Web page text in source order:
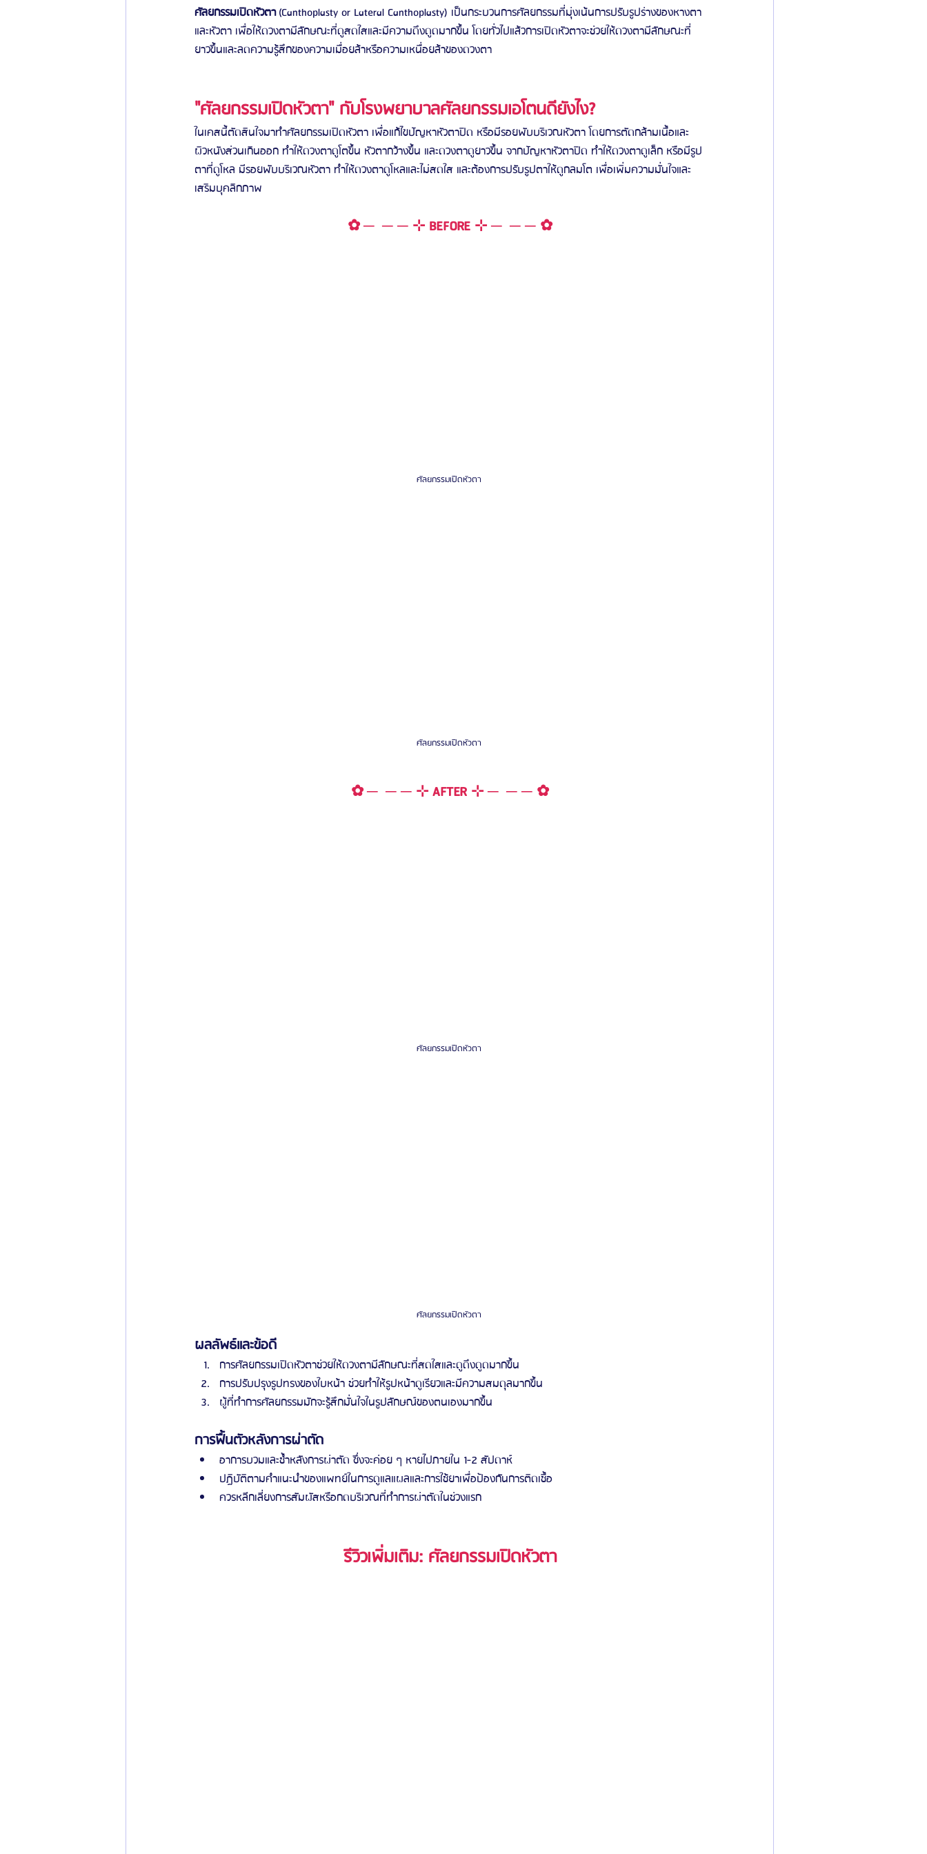
ศัลยกรรมเปิดหัวตา (Canthoplasty or Lateral Canthoplasty) เป็นกระบวนการศัลยกรรมที่มุ่งเน้นการปรับรูปร่างของหางตา
และหัวตา เพื่อให้ดวงตามีลักษณะที่ดูสดใสและมีความดึงดูดมากขึ้น โดยทั่วไปแล้วการเปิดหัวตาจะช่วยให้ดวงตามีลักษณะที่
ยาวขึ้นและลดความรู้สึกของความเมื่อยล้าหรือความเหนื่อยล้าของดวงตา
"ศัลยกรรมเปิดหัวตา" กับโรงพยาบาลศัลยกรรมเอโตนดียังไง?
ในเคสนี้ตัดสินใจมาทำศัลยกรรมเปิดหัวตา เพื่อแก้ไขปัญหาหัวตาปิด หรือมีรอยพับบริเวณหัวตา โดยการตัดกล้ามเนื้อและ
ผิวหนังส่วนเกินออก ทำให้ดวงตาดูโตขึ้น หัวตากว้างขึ้น และดวงตาดูยาวขึ้น จากปัญหาหัวตาปิด ทำให้ดวงตาดูเล็ก หรือมีรูป
ตาที่ดูโหล มีรอยพับบริเวณหัวตา ทำให้ดวงตาดูโหลและไม่สดใส และต้องการปรับรูปตาให้ดูกลมโต เพื่อเพิ่มความมั่นใจและ
เสริมบุคลิกภาพ
✿ ─  ─ ─ ⊹ BEFORE ⊹ ─  ─ ─ ✿
ศัลยกรรมเปิดหัวตา
ศัลยกรรมเปิดหัวตา
✿ ─  ─ ─ ⊹ AFTER ⊹ ─  ─ ─ ✿
ศัลยกรรมเปิดหัวตา
ศัลยกรรมเปิดหัวตา
ผลลัพธ์และข้อดี
การศัลยกรรมเปิดหัวตาช่วยให้ดวงตามีลักษณะที่สดใสและดูดึงดูดมากขึ้น
การปรับปรุงรูปทรงของใบหน้า ช่วยทำให้รูปหน้าดูเรียวและมีความสมดุลมากขึ้น
ผู้ที่ทำการศัลยกรรมมักจะรู้สึกมั่นใจในรูปลักษณ์ของตนเองมากขึ้น
การฟื้นตัวหลังการผ่าตัด
อาการบวมและช้ำหลังการผ่าตัด ซึ่งจะค่อย ๆ หายไปภายใน 1-2 สัปดาห์
ปฏิบัติตามคำแนะนำของแพทย์ในการดูแลแผลและการใช้ยาเพื่อป้องกันการติดเชื้อ
ควรหลีกเลี่ยงการสัมผัสหรือกดบริเวณที่ทำการผ่าตัดในช่วงแรก
รีวิวเพิ่มเติม: ศัลยกรรมเปิดหัวตา